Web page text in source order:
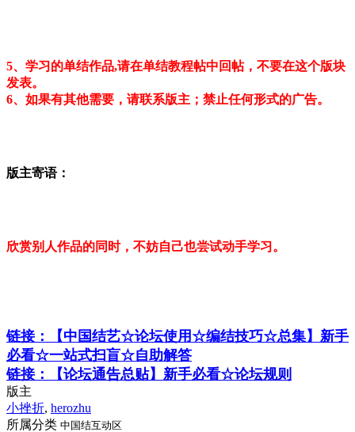
5、学习的单结作品,请在单结教程帖中回帖，不要在这个版块
发表。
6、如果有其他需要，请联系版主；禁止任何形式的广告。
版主寄语：
欣赏别人作品的同时，不妨自己也尝试动手学习。
链接：【中国结艺☆论坛使用☆编结技巧☆总集】新手
必看☆一站式扫盲☆自助解答
链接：【论坛通告总贴】新手必看☆论坛规则
版主
小挫折, herozhu
所属分类 中国结互动区